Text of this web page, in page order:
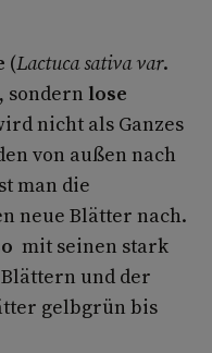
(Lactucasativa var.
sondern lose
nicht als Ganzes
von außen nach
man die
neue Blätter nach.
mit seinen stark
und der
gelbgrün bis